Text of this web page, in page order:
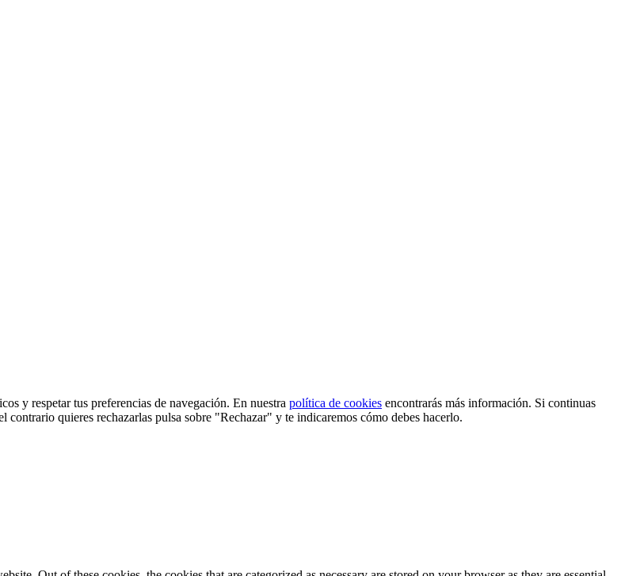
y respetar tus preferencias de navegación. En nuestra política de cookies encontrarás más información. Si continuas
quieres rechazarlas pulsa sobre "Rechazar" y te indicaremos cómo debes hacerlo.